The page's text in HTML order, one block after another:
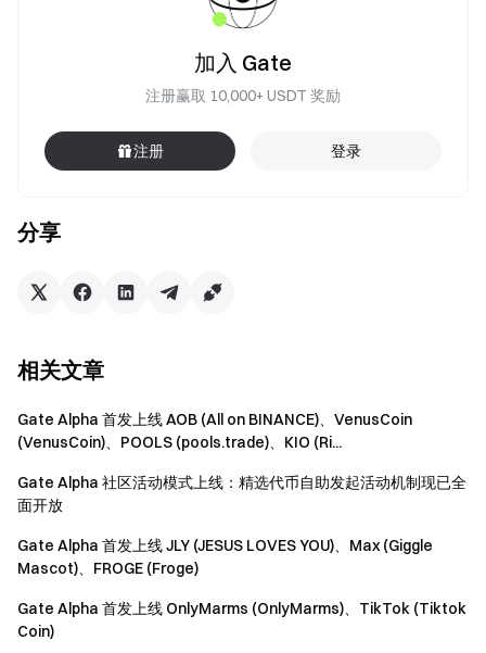
交易免责声明的题目并签署相关用户协议。Gate Alpha
险的基础上谨慎投资。
Gate 将随时核实 Gate Alpha 项目发展情况，如 Gate
Alpha 代币不再符合 Gate Alpha 上架标准，将暂停交易
并下架该项目代币。
主。
Gate 团队
加密货币之门
安全、快捷、轻松交易超过 4,900 种加密货币
立即行动
注册账户
关注官方渠道
下载 Gate App | 电脑端
关注 X (Twitter)
分享
加入 Gate
注册赢取 10,000+ USDT 奖励
注册 登录
相关文章
Gate Alpha 首发上线 AOB (All on BINANCE)、VenusCoin
(VenusCoin)、POOLS (pools.trade)、KIO (Ri...
Gate Alpha 社区活动模式上线：精选代币自助发起活动机制现已全
面开放
Gate Alpha 首发上线 JLY (JESUS LOVES YOU)、Max (Giggle
Mascot)、FROGE (Froge)
Gate Alpha 首发上线 OnlyMarms (OnlyMarms)、TikTok (Tiktok
Coin)